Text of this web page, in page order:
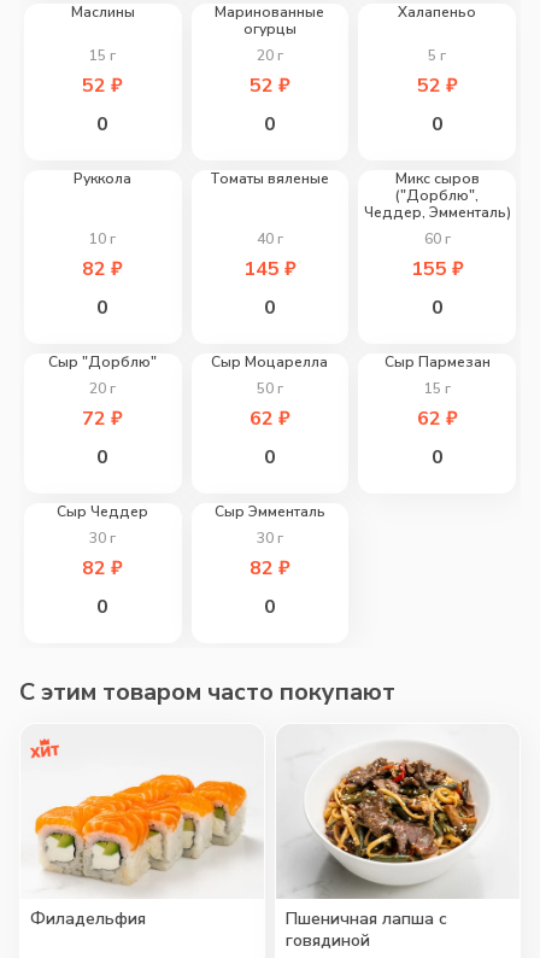
Маслины
15 г
52₽
0
Маринованные
огурцы
20г
52 ₽
0
Халапеньо
5 г
52 ₽
0
Руккола
10 г
82₽
0
Томаты вяленые
40г
145 ₽
0
Микс сыров
("Дорблю",
Чеддер, Эмменталь)
60г
155 ₽
0
Сыр "Дорблю"
20 г
72₽
0
Сыр Моцарелла
50г
62 ₽
0
Сыр Пармезан
15 г
62 ₽
0
Сыр Чеддер
30 г
82₽
0
Сыр Эмменталь
30г
82 ₽
0
C этим товаром часто покупают
Филадельфия
Пшеничная лапша с
говядиной